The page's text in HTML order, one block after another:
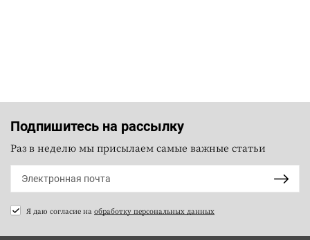
Подпишитесь на рассылку
Раз в неделю мы присылаем самые важные статьи
Я даю согласие на обработку персональных данных